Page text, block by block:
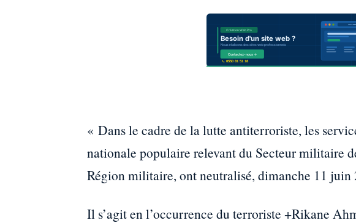
« Dans le cadre de la lutte antiterroriste, les
nationale populaire relevant du Secteur militaire
Région militaire, ont neutralisé, dimanche 11 juin
Il s’agit en l’occurrence du terroriste +Rikane